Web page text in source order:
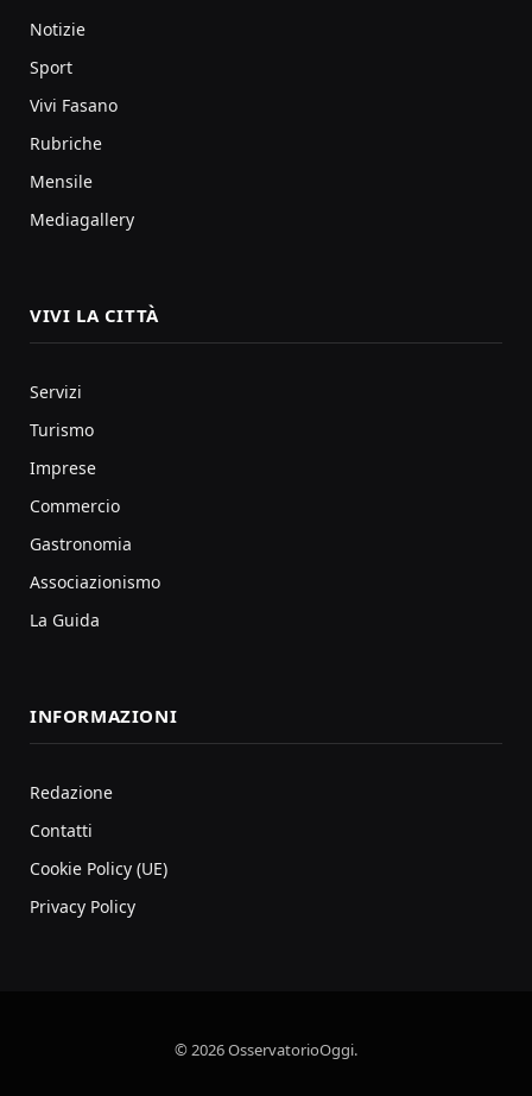
Notizie
Sport
Vivi Fasano
Rubriche
Mensile
Mediagallery
VIVI LA CITTÀ
Servizi
Turismo
Imprese
Commercio
Gastronomia
Associazionismo
La Guida
INFORMAZIONI
Redazione
Contatti
Cookie Policy (UE)
Privacy Policy
© 2026 OsservatorioOggi.